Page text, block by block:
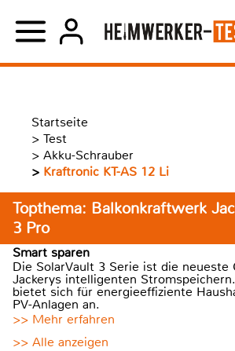
Startseite
> Test
> Akku-Schrauber
> Kraftronic KT-AS 12 Li
Topthema: Balkonkraftwerk
3 Pro
Smart sparen
Die SolarVault 3 Serie ist die neueste
Jackerys intelligenten
bietet sich für energieeffiziente
PV-Anlagen an.
>> Mehr erfahren
>> Alle anzeigen